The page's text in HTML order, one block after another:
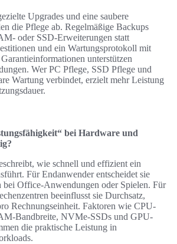
Upgrades und eine saubere
die Pflege ab. Regelmäßige Backups
oder SSD-Erweiterungen statt
und ein Wartungsprotokoll mit
unterstützen
Wer PC Pflege, SSD Pflege und
Wartung verbindet, erzielt mehr Leistung
bei Hardware und
wie schnell und effizient ein
Für Endanwender entscheidet sie
bei Office-Anwendungen oder Spielen. Für
beeinflusst sie Durchsatz,
Rechnungseinheit. Faktoren wie CPU-
Bandbreite, NVMe-SSDs und GPU-
die praktische Leistung in